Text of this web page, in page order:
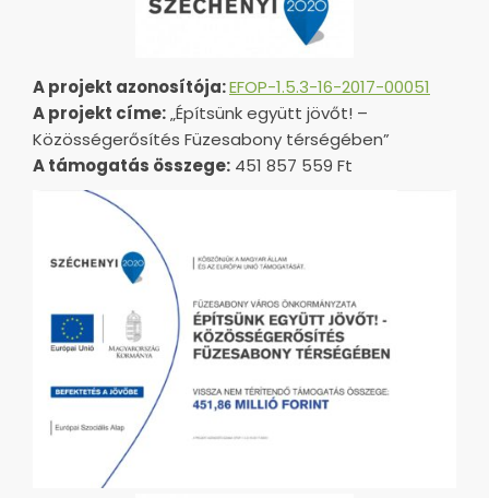
A projekt azonosítója:EFOP-1.5.3-16-2017-00051
A projekt címe:„Építsünk együtt jövőt! –
Közösségerősítés Füzesabony térségében”
A támogatás összege: 451 857 559 Ft